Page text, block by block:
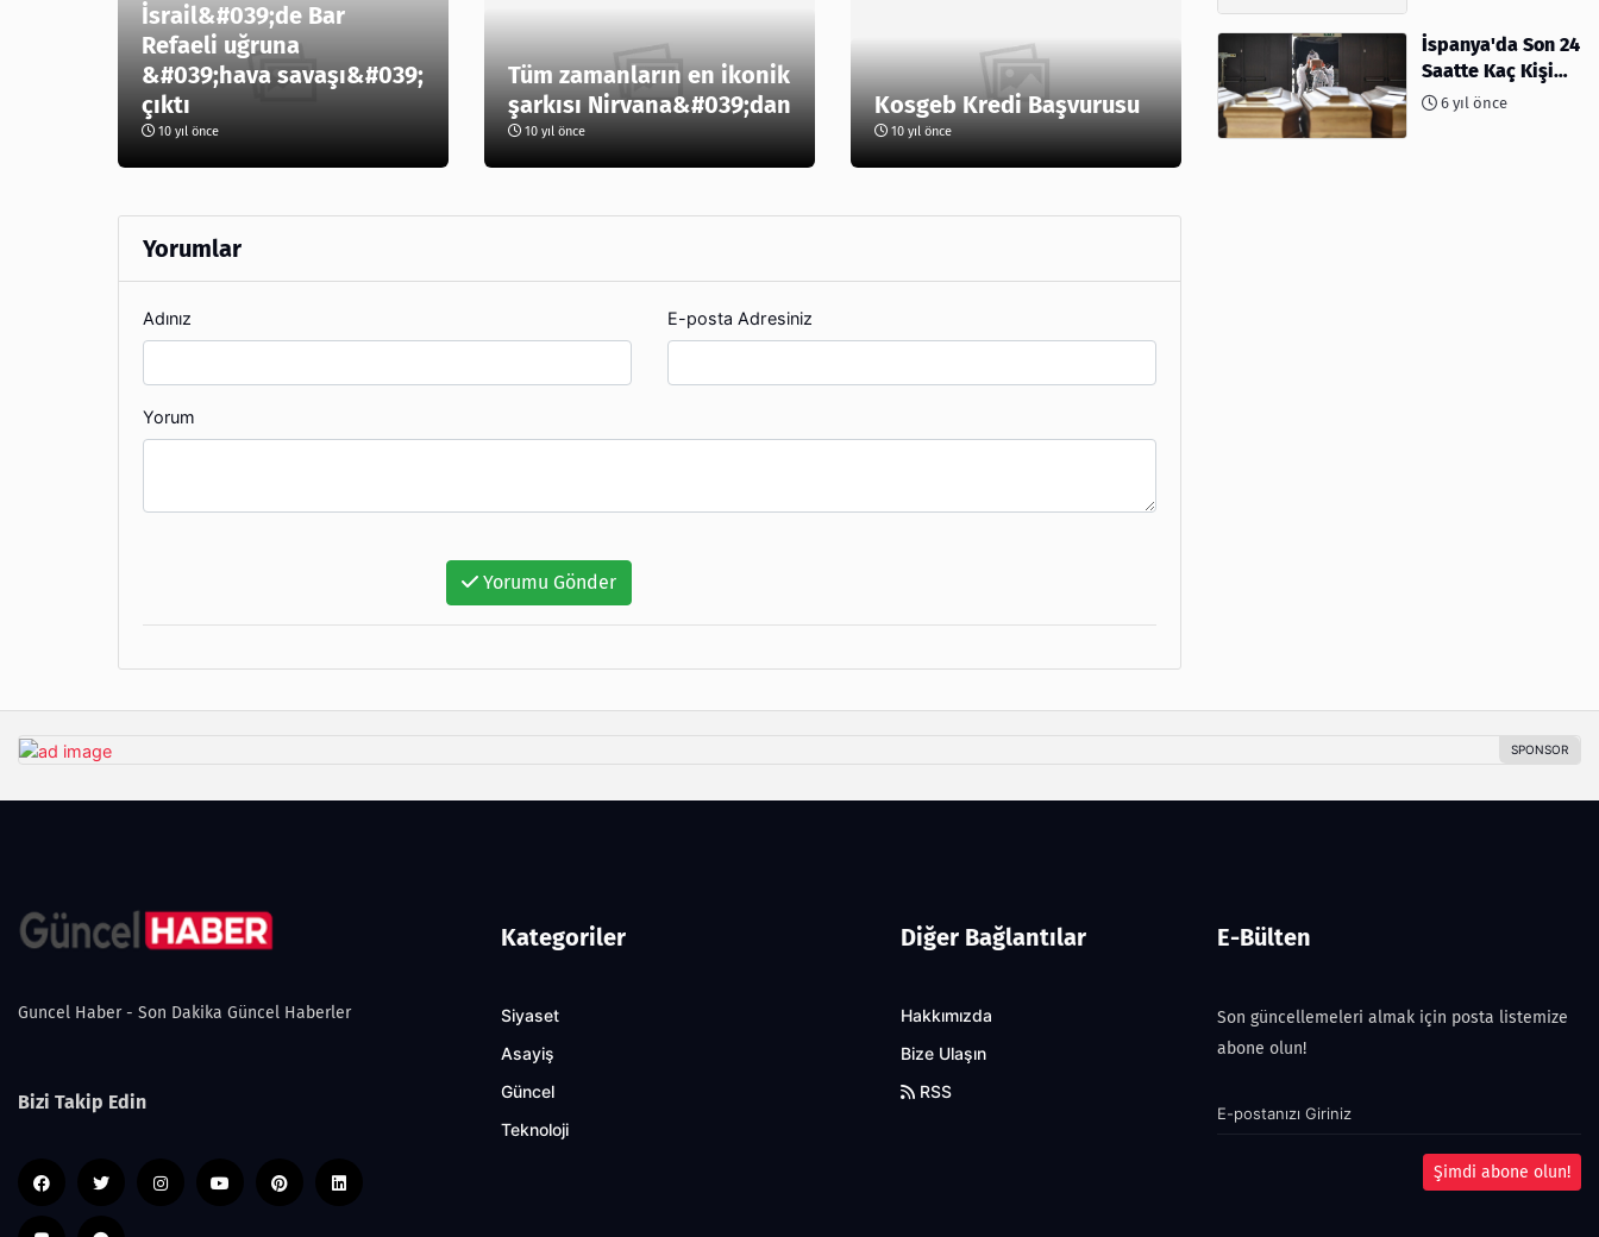
İsrail&#039;de Bar
Refaeli uğruna
&#039;hava savaşı&#039;
çıktı
10 yıl önce
Tüm zamanların en ikonik
şarkısı Nirvana&#039;dan
10 yıl önce
Kosgeb Kredi Başvurusu
10 yıl önce
Yorumlar
Adınız E-posta Adresiniz
Yorum
Yorumu Gönder
İspanya'da Son 24
Saatte Kaç Kişi
Öldü6 yıl önce
Guncel Haber - Son Dakika Güncel Haberler
Bizi Takip Edin
Kategoriler
Siyaset
Asayiş
Güncel
Teknoloji
Diğer Bağlantılar
Hakkımızda
Bize Ulaşın
RSS
E-Bülten
Son güncellemeleri almak için posta listemize
abone olun!
Şimdi abone olun!